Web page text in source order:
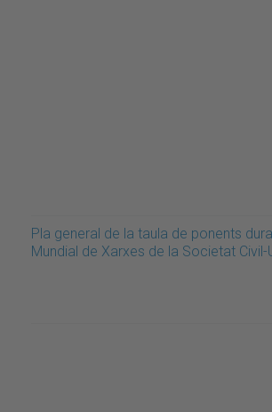
Pla general de la taula de ponents
Mundial de Xarxes de la Societat Civil-